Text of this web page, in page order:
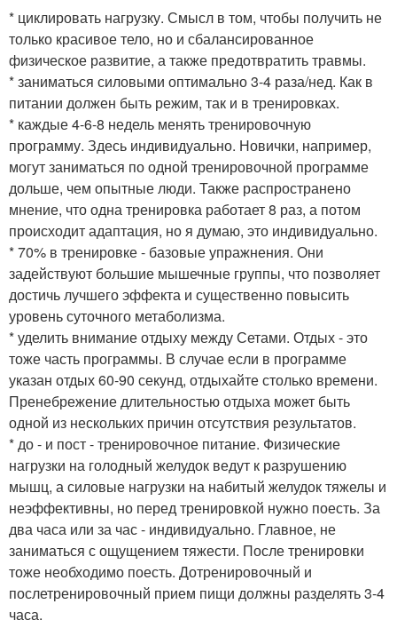
* циклировать нагрузку. Смысл в том, чтобы получить не
только красивое тело, но и сбалансированное
физическое развитие, а также предотвратить травмы.
* заниматься силовыми оптимально 3-4 раза/нед. Как в
питании должен быть режим, так и в тренировках.
* каждые 4-6-8 недель менять тренировочную
программу. Здесь индивидуально. Новички, например,
могут заниматься по одной тренировочной программе
дольше, чем опытные люди. Также распространено
мнение, что одна тренировка работает 8 раз, а потом
происходит адаптация, но я думаю, это индивидуально.
* 70% в тренировке - базовые упражнения. Они
задействуют большие мышечные группы, что позволяет
достичь лучшего эффекта и существенно повысить
уровень суточного метаболизма.
* уделить внимание отдыху между Сетами. Отдых - это
тоже часть программы. В случае если в программе
указан отдых 60-90 секунд, отдыхайте столько времени.
Пренебрежение длительностью отдыха может быть
одной из нескольких причин отсутствия результатов.
* до - и пост - тренировочное питание. Физические
нагрузки на голодный желудок ведут к разрушению
мышц, а силовые нагрузки на набитый желудок тяжелы и
неэффективны, но перед тренировкой нужно поесть. За
два часа или за час - индивидуально. Главное, не
заниматься с ощущением тяжести. После тренировки
тоже необходимо поесть. Дотренировочный и
послетренировочный прием пищи должны разделять 3-4
часа.